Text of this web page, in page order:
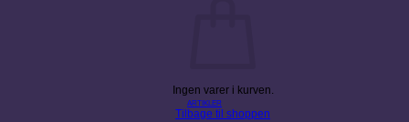
Ingen varer i kurven.
Tilbage til shoppen
ARTIKLER